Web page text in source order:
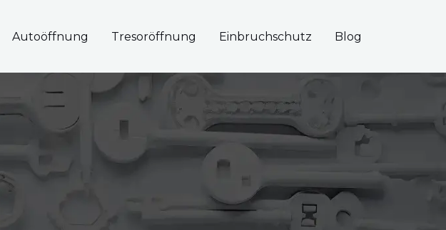
Autoöffnung Tresoröffnung Einbruchschutz Blog